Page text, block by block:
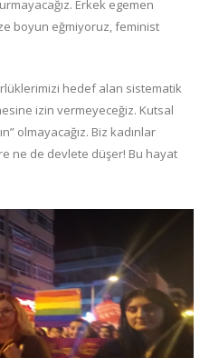
Erkek egemen
boyun eğmiyoruz, feminist
hedef alan sistematik
izin vermeyeceğiz. Kutsal
olmayacağız. Biz kadınlar
ne de devlete düşer! Bu hayat